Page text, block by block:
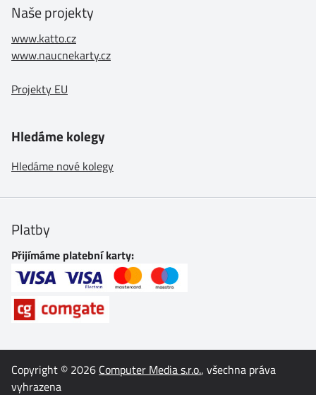
Naše projekty
www.katto.cz
www.naucnekarty.cz
Projekty EU
Hledáme kolegy
Hledáme nové kolegy
Platby
Přijímáme platební karty:
Copyright © 2026 Computer Media s.r.o., všechna práva
vyhrazena